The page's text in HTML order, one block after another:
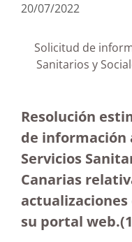
20/07/2022
Solicitud de
Sanitarios y
Resolución
de información
Servicios
Canarias
su portal